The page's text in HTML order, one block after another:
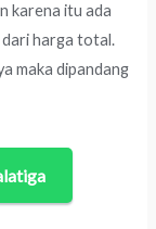
karena itu ada
dari harga total.
maka dipandang